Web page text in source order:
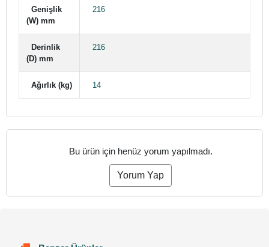
Genişlik
(W) mm
216
Derinlik
(D) mm
216
Ağırlık (kg) 14
Bu ürün için henüz yorum yapılmadı.
Yorum Yap